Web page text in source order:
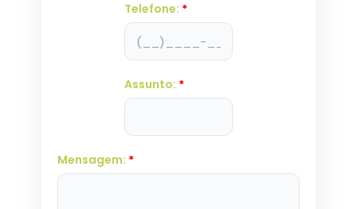
Telefone: *
Assunto: *
Mensagem: *